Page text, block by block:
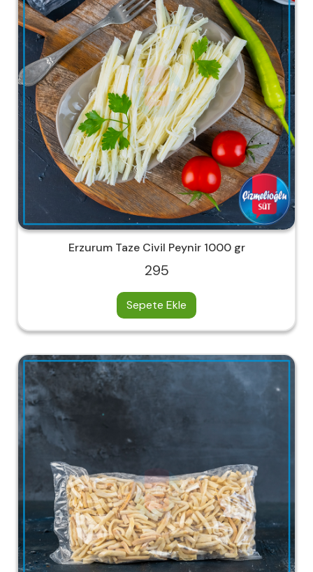
Erzurum Taze Civil Peynir 1000 gr
295
Sepete Ekle